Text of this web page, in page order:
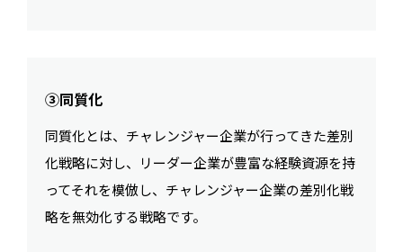
③同質化
同質化とは、チャレンジャー企業が行ってきた差別
化戦略に対し、リーダー企業が豊富な経験資源を持
ってそれを模倣し、チャレンジャー企業の差別化戦
略を無効化する戦略です。